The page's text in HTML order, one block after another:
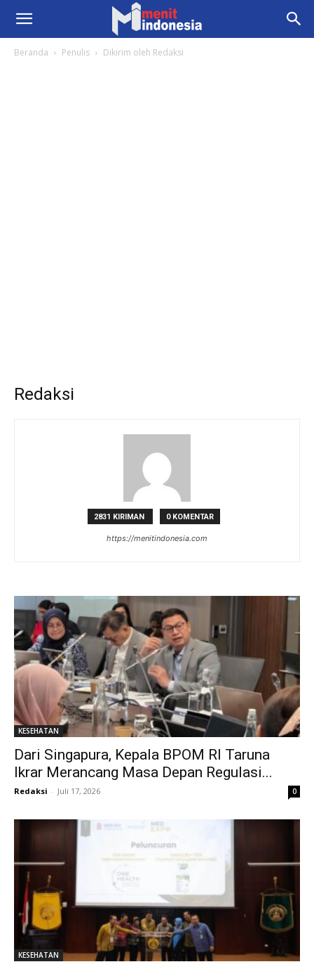
Beranda Penulis Dikirim oleh Redaksi
Redaksi
2831 KIRIMAN 0 KOMENTAR
https://menitindonesia.com
KESEHATAN
Dari Singapura, Kepala BPOM RI Taruna
Ikrar Merancang Masa Depan Regulasi...
Redaksi - Juli 17, 2026 0
KESEHATAN